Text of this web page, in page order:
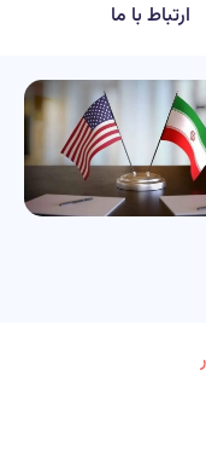
ارتباط با ما